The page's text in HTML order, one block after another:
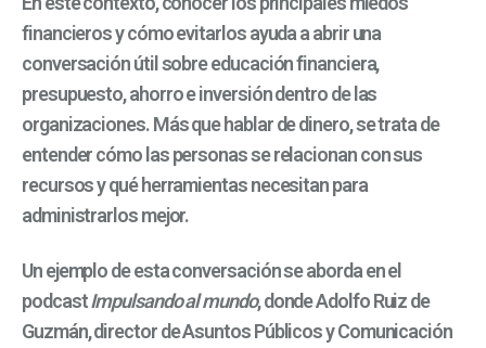
financieros y cómo evitarlos ayuda a abrir una
conversación útil sobre educación financiera,
presupuesto, ahorro e inversión dentro de las
organizaciones. Más que hablar de dinero, se trata de
entender cómo las personas se relacionan con sus
recursos y qué herramientas necesitan para
administrarlos mejor.
Un ejemplo de esta conversación se aborda en el
podcastImpulsando al mundo, donde Adolfo Ruiz de
Guzmán, director de Asuntos Públicos y Comunicación